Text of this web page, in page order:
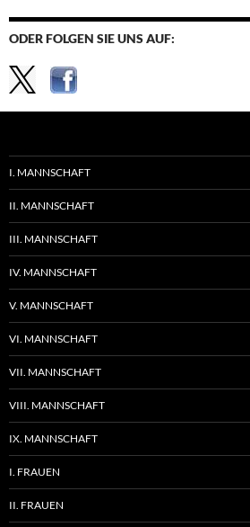
ODER FOLGEN SIE UNS AUF:
I. MANNSCHAFT
II. MANNSCHAFT
III. MANNSCHAFT
IV. MANNSCHAFT
V. MANNSCHAFT
VI. MANNSCHAFT
VII. MANNSCHAFT
VIII. MANNSCHAFT
IX. MANNSCHAFT
I. FRAUEN
II. FRAUEN